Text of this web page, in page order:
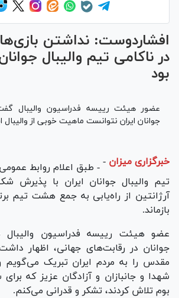
افشاردوست: نداشتن
در ناکامی تیم والیبال
بود
عضور هیئت رییسه فدراسیون والیبال
جوانان ایران نتوانست ماهیت خوبی از والیبال
خبرگزاری میزان - - طبق اعلام روابط
تیم والیبال جوانان ایران با پذیرش
آرژانتین از راه‌یابی به جمع هشت تیم
بازماند.
عضو هیئت رییسه فدراسیون والیبال
جوانان در رقابت‌های جهانی، اظهار
مقدس را به مردم ایران تبریک می‌گویم
شهدا و جانبازان و آزادگان عزیز که برای
بوم تلاش کردند، تشکر و قدرانی می‌کنم.